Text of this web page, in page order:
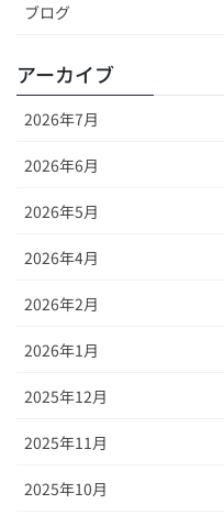
ブログ
アーカイブ
2026年7月
2026年6月
2026年5月
2026年4月
2026年2月
2026年1月
2025年12月
2025年11月
2025年10月